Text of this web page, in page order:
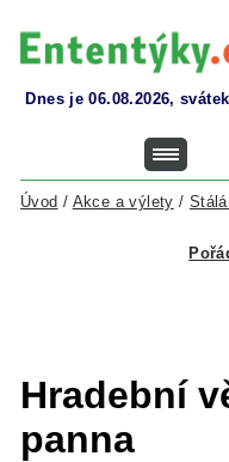
Dnes je 06.08.2026,
Úvod / Akce a výlety /
Hradební
panna